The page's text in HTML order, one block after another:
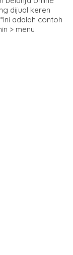
dijual keren
adalah contoh
> menu